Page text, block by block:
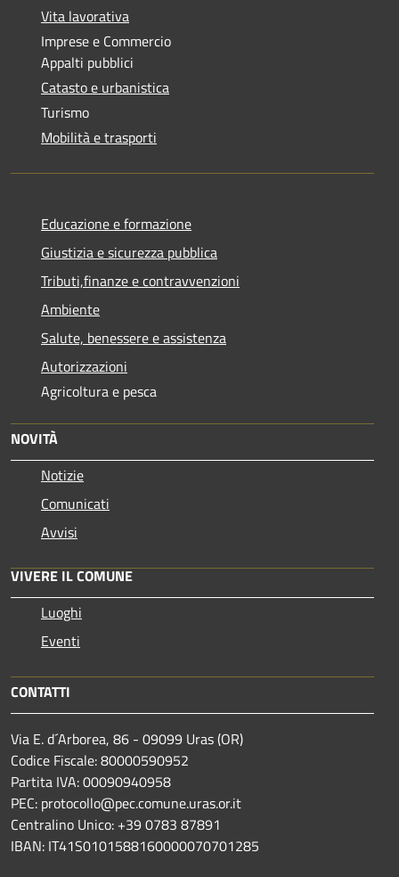
Vita lavorativa
Imprese e Commercio
Appalti pubblici
Catasto e urbanistica
Turismo
Mobilità e trasporti
Educazione e formazione
Giustizia e sicurezza pubblica
Tributi,finanze e contravvenzioni
Ambiente
Salute, benessere e assistenza
Autorizzazioni
Agricoltura e pesca
NOVITÀ
Notizie
Comunicati
Avvisi
VIVERE IL COMUNE
Luoghi
Eventi
CONTATTI
Via E. d´Arborea, 86 - 09099 Uras (OR)
Codice Fiscale: 80000590952
Partita IVA: 00090940958
PEC: protocollo@pec.comune.uras.or.it
Centralino Unico: +39 0783 87891
IBAN: IT41S0101588160000070701285